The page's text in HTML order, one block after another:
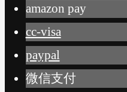
amazon pay
cc-visa
paypal
微信支付